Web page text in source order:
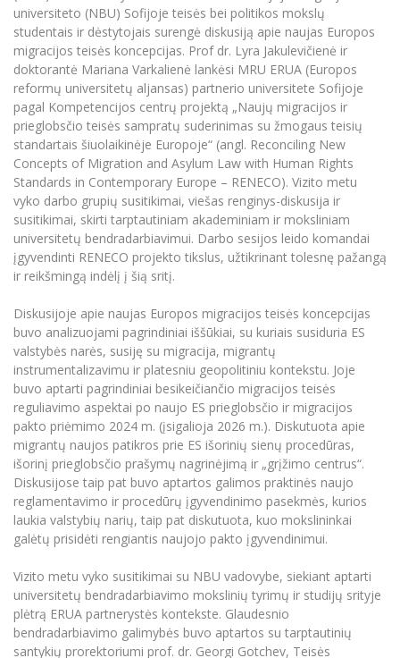
Universiteto teatras
MRU pop vokalinis ansamblis (vadovas Artūras
Novikas)
MRU merginų choras
Neformaliuoju ir (ar) savišvietos būdu įgytų
kompetencijų vertinimas ir pripažinimas
Studijų organizavimas
Erasmus+ mobilumas praktikoms (SMP)
Kitos galimybės
Partnerystės
Azijos centras
Vilniaus Karaliaus Sedžiongo institutas
Frankofoniškų šalių studijų centras
Emocinė gerovė
Mokslo laboratorijos
Žmogaus, aplinkos ir technologijų (HET)
Doktorantūra
Projektai
Akademinė leidyba
Mokymų LAB
Mokslo naujienos
Kasmetiniai mokslo renginiai
Veiklos dokumentai
Akademinė etika
Darbas MRU
Universiteto simbolika
Atributika
Naujienos
Tarptautiškumas
Studentams
Studentams
Darbuotojams
Partnerystės
Azijos centras
Vilniaus Karaliaus Sedžiongo institutas
Frankofoniškų šalių studijų centras
Darbuotojams
Partnerystės
Azijos centras
Vilniaus Karaliaus Sedžiongo institutas
Frankofoniškų šalių studijų centras
Darnus vystymasis
Privatumo politika
Negalia ir individualieji poreikiai
Viešai skelbiama informacija
Parama Ukrainai
Civilinė sauga
Korupcijos prevencija
Sūduvos akademija
Tinklalaidės
Bakalauro studijos
Magistrantūros studijos
Vadovų MBA
Švietimo ir kultūros vadovų MPA
Teisės LL.M.
Papildomosios studijos
Pedagogų rengimas
Doktorantūros studijos
Profesinės bakalauro studijos
Personalo valdymo centras
Informacija naujiems darbuotojams
Studijų Moodle (studijų vykdymui)
Darbuotojų Moodle (kompetencijų tobulinimui)
Studijų tvarkaraštis
Informacinė sistema "Studijos"
Darbuotojų elektroninis paštas
Daugiafaktorinė autentifikacija universiteto
darbuotojams (MFA)
Mokslininkų profiliai "CRIS"
Bendruomenės gerovė
MRU norminių teisės aktų duomenų bazė
Intranetas
eDVS
universiteto (NBU) Sofijoje teisės bei politikos mokslų
studentais ir dėstytojais surengė diskusiją apie naujas Europos
migracijos teisės koncepcijas. Prof dr. Lyra Jakulevičienė ir
doktorantė Mariana Varkalienė lankėsi MRU ERUA (Europos
reformų universitetų aljansas) partnerio universitete Sofijoje
pagal Kompetencijos centrų projektą „Naujų migracijos ir
prieglobsčio teisės sampratų suderinimas su žmogaus teisių
standartais šiuolaikinėje Europoje“ (angl. Reconciling New
Concepts of Migration and Asylum Law with Human Rights
Standards in Contemporary Europe – RENECO). Vizito metu
vyko darbo grupių susitikimai, viešas renginys-diskusija ir
susitikimai, skirti tarptautiniam akademiniam ir moksliniam
universitetų bendradarbiavimui. Darbo sesijos leido komandai
įgyvendinti RENECO projekto tikslus, užtikrinant tolesnę pažangą
ir reikšmingą indėlį į šią sritį.
Diskusijoje apie naujas Europos migracijos teisės koncepcijas
buvo analizuojami pagrindiniai iššūkiai, su kuriais susiduria ES
valstybės narės, susiję su migracija, migrantų
instrumentalizavimu ir platesniu geopolitiniu kontekstu. Joje
buvo aptarti pagrindiniai besikeičiančio migracijos teisės
reguliavimo aspektai po naujo ES prieglobsčio ir migracijos
pakto priėmimo 2024 m. (įsigalioja 2026 m.). Diskutuota apie
migrantų naujos patikros prie ES išorinių sienų procedūras,
išorinį prieglobsčio prašymų nagrinėjimą ir „grįžimo centrus“.
Diskusijose taip pat buvo aptartos galimos praktinės naujo
reglamentavimo ir procedūrų įgyvendinimo pasekmės, kurios
laukia valstybių narių, taip pat diskutuota, kuo mokslininkai
galėtų prisidėti rengiantis naujojo pakto įgyvendinimui.
Vizito metu vyko susitikimai su NBU vadovybe, siekiant aptarti
universitetų bendradarbiavimo mokslinių tyrimų ir studijų srityje
plėtrą ERUA partnerystės kontekste. Glaudesnio
bendradarbiavimo galimybės buvo aptartos su tarptautinių
santykių prorektoriumi prof. dr. Georgi Gotchev, Teisės